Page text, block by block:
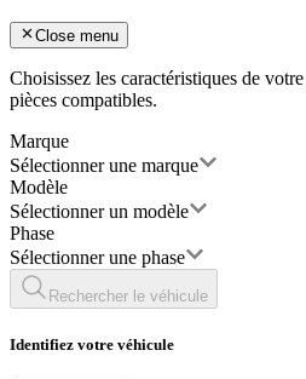
Close menu
Choisissez les caractéristiques de
pièces compatibles.
Marque
Sélectionner une marque
Modèle
Sélectionner un modèle
Phase
Sélectionner une phase
Rechercher le véhicule
Identifiez votre véhicule